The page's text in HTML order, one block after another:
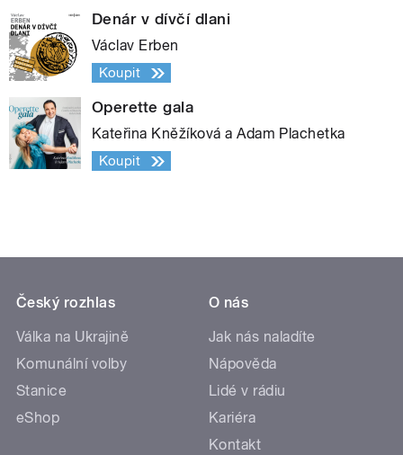
Denár v dívčí dlani
Václav Erben
Koupit
Operette gala
Kateřina Kněžíková a Adam Plachetka
Koupit
Český rozhlas
Válka na Ukrajině
Komunální volby
Stanice
eShop
O nás
Jak nás naladíte
Nápověda
Lidé v rádiu
Kariéra
Kontakt